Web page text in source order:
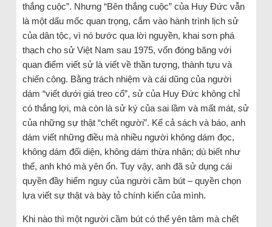
thắng cuộc”. Nhưng “Bên thắng cuộc” của Huy Đức vẫn
là một dấu mốc quan trọng, cắm vào hành trình lịch sử
của dân tộc, vì nó bước qua lời nguyền, khai sơn phá
thạch cho sử Việt Nam sau 1975, vốn đóng băng với
quan điểm viết sử là viết về thần tượng, thành tựu và
chiến công. Bằng trách nhiệm và cái dũng của người
dám “viết dưới giá treo cổ”, sử của Huy Đức không chỉ
có thắng lợi, mà còn là sử ký của sai lầm và mất mát, sử
của những sự thật “chết người”. Kể cả sách và báo, anh
dám viết những điều mà nhiều người không dám đọc,
không dám đối diện, không dám thừa nhận; dù biết như
thế, anh khó mà yên ổn. Tuy vậy, anh đã sử dụng cái
quyền đầy hiểm nguy của người cầm bút – quyền chọn
lựa viết sự thật và bày tỏ chính kiến của mình.
Khi nào thì một người cầm bút có thể yên tâm mà chết